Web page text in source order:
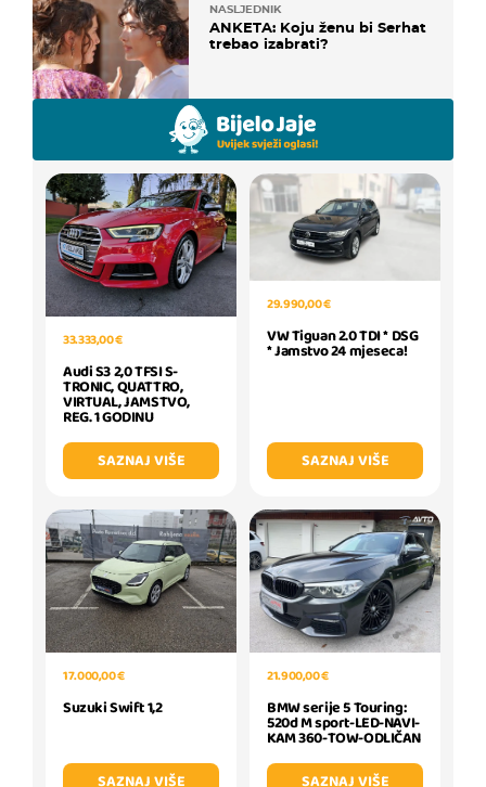
NASLJEDNIK
ANKETA: Koju ženu bi Serhat
trebao izabrati?
33.333,00 €
Audi S3 2,0 TFSI S-
TRONIC, QUATTRO,
VIRTUAL, JAMSTVO,
REG. 1 GODINU
SAZNAJ VIŠE
29.990,00 €
VW Tiguan 2.0 TDI * DSG
* Jamstvo 24 mjeseca!
SAZNAJ VIŠE
17.000,00 €
Suzuki Swift 1,2
SAZNAJ VIŠE
21.900,00 €
BMW serije 5 Touring:
520d M sport-LED-NAVI-
KAM 360-TOW-ODLIČAN
SAZNAJ VIŠE